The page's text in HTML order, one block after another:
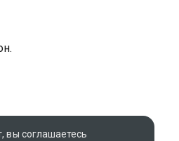
вы соглашаетесь